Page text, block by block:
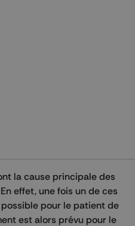
la cause principale des
effet, une fois un de ces
pour le patient de
est alors prévu pour le